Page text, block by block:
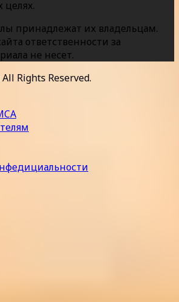
целях.
принадлежат их владельцам.
ответственности за
не несет.
Rights Reserved.